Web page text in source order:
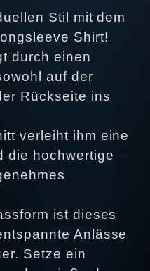
Stil mit dem
Shirt!
durch einen
auf der
Rückseite ins
verleiht ihm eine
die hochwertige
ist dieses
Anlässe
Setze ein